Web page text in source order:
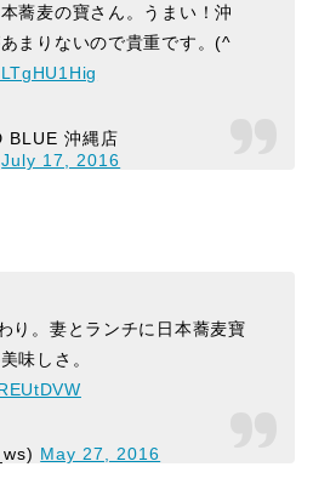
蕎麦の寶さん。うまい！沖
まりないので貴重です。(^
沖縄店
July 17, 2016
り。妻とランチに日本蕎麦寶
味しさ。
May 27, 2016